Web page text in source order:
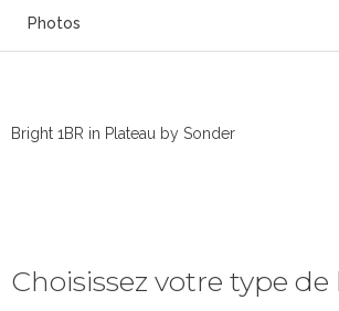
Photos
Bright 1BR in Plateau by Sonder
Choisissez votre type